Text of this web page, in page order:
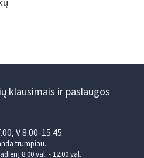
klausimais ir paslaugos
V 8.00-15.45.
trumpiau.
8.00 val. - 12.00 val.